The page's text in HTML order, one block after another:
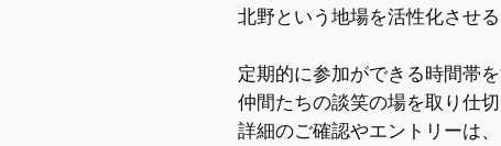
北野という地場を活性化させ
定期的に参加ができる時間帯
仲間たちの談笑の場を取り仕
詳細のご確認やエントリーは、